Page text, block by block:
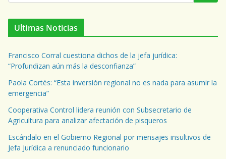
Ultimas Noticias
Francisco Corral cuestiona dichos de la jefa jurídica:
“Profundizan aún más la desconfianza”
Paola Cortés: “Esta inversión regional no es nada para asumir la
emergencia”
Cooperativa Control lidera reunión con Subsecretario de
Agricultura para analizar afectación de pisqueros
Escándalo en el Gobierno Regional por mensajes insultivos de
Jefa Jurídica a renunciado funcionario